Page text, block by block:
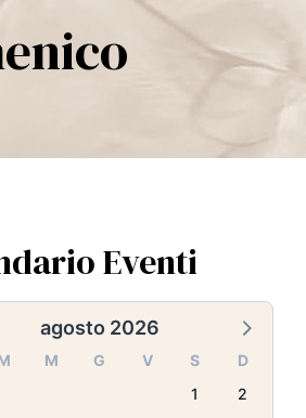
Eventi
agosto 2026
M G V S
D
1
2